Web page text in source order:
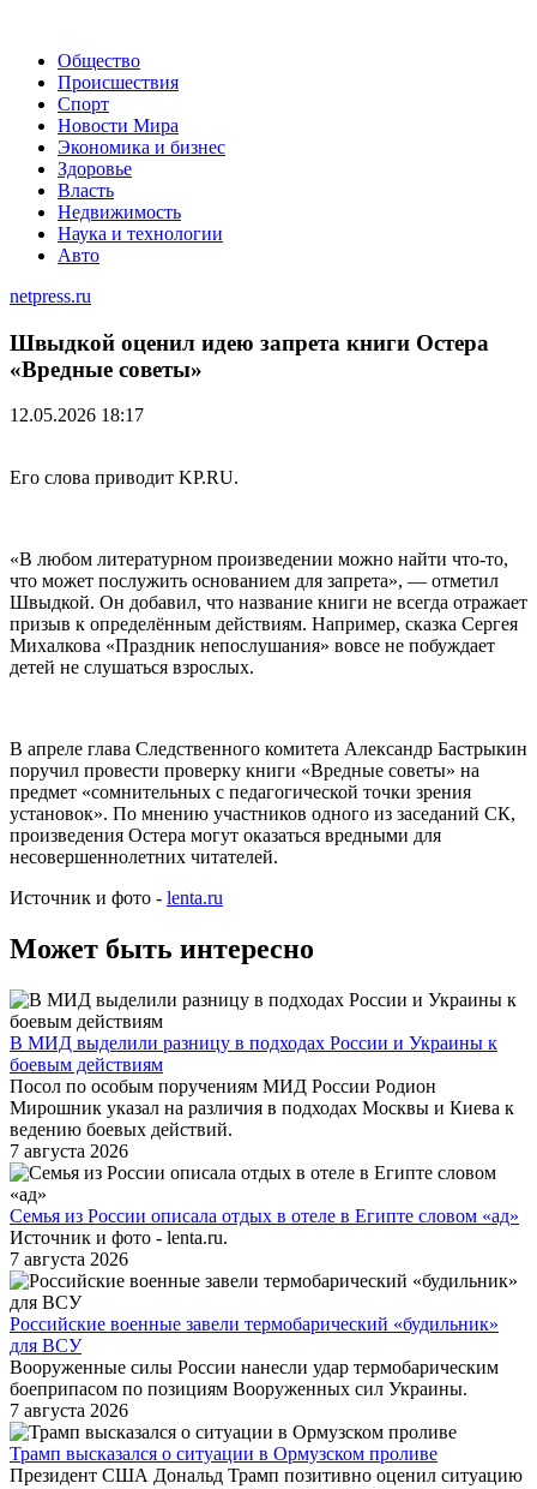
Общество
Происшествия
Спорт
Новости Мира
Экономика и бизнес
Здоровье
Власть
Недвижимость
Наука и технологии
Авто
netpress.ru
Швыдкой оценил идею запрета книги Остера
«Вредные советы»
12.05.2026 18:17
Его слова приводит KP.RU.
«В любом литературном произведении можно найти что-то,
что может послужить основанием для запрета», — отметил
Швыдкой. Он добавил, что название книги не всегда отражает
призыв к определённым действиям. Например, сказка Сергея
Михалкова «Праздник непослушания» вовсе не побуждает
детей не слушаться взрослых.
В апреле глава Следственного комитета Александр Бастрыкин
поручил провести проверку книги «Вредные советы» на
предмет «сомнительных с педагогической точки зрения
установок». По мнению участников одного из заседаний СК,
произведения Остера могут оказаться вредными для
несовершеннолетних читателей.
Источник и фото - lenta.ru
Может быть интересно
В МИД выделили разницу в подходах России и Украины к
боевым действиям
Посол по особым поручениям МИД России Родион
Мирошник указал на различия в подходах Москвы и Киева к
ведению боевых действий.
7 августа 2026
Семья из России описала отдых в отеле в Египте словом «ад»
Источник и фото - lenta.ru.
7 августа 2026
Российские военные завели термобарический «будильник»
для ВСУ
Вооруженные силы России нанесли удар термобарическим
боеприпасом по позициям Вооруженных сил Украины.
7 августа 2026
Трамп высказался о ситуации в Ормузском проливе
Президент США Дональд Трамп позитивно оценил ситуацию